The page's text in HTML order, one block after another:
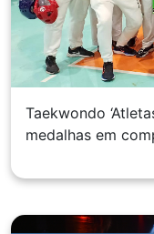
Taekwondo
medalhas em